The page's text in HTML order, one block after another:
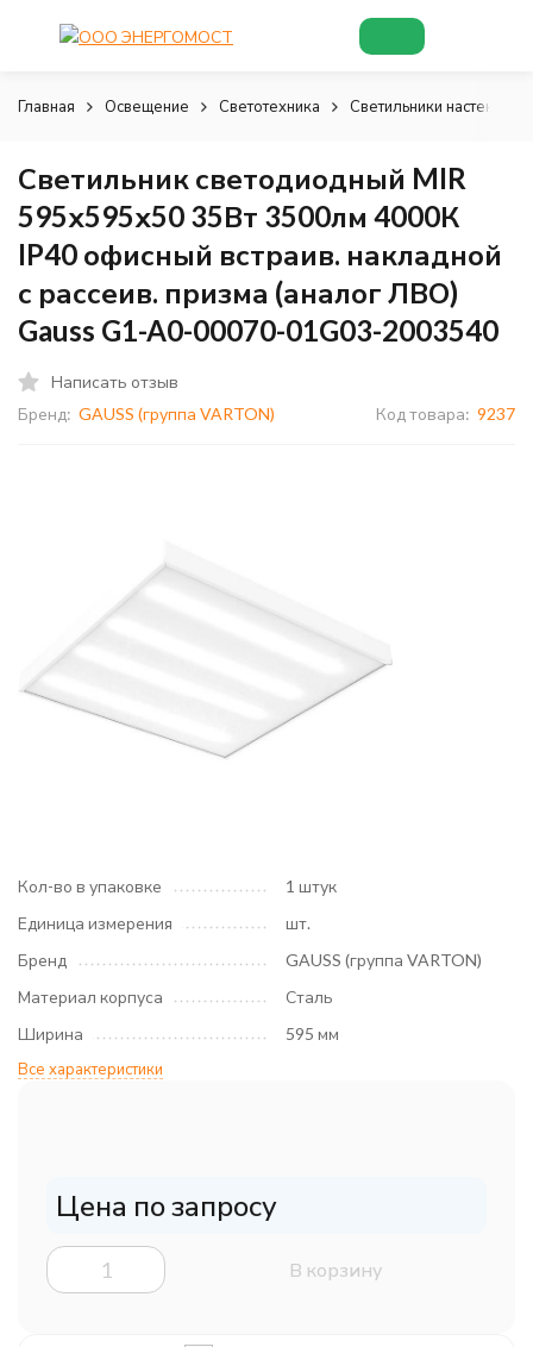
Главная Освещение Светотехника Светильники настенно-
Светильник светодиодный MIR
595х595х50 35Вт 3500лм 4000К
IP40 офисный встраив. накладной
с рассеив. призма (аналог ЛВО)
Gauss G1-A0-00070-01G03-2003540
Написать отзыв
Бренд: GAUSS (группа VARTON) Код товара: 9237
Кол-во в упаковке
1 штук
Единица измерения
шт.
Бренд
GAUSS (группа VARTON)
Материал корпуса
Сталь
Ширина
595 мм
Все характеристики
Цена по запросу
В корзину